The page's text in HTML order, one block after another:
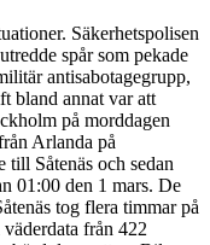
Säkerhetspolisen
spår som pekade
antisabotagegrupp,
bland annat var att
på morddagen
Arlanda på
Såtenäs och sedan
01:00 den 1 mars. De
tog flera timmar på
från 422